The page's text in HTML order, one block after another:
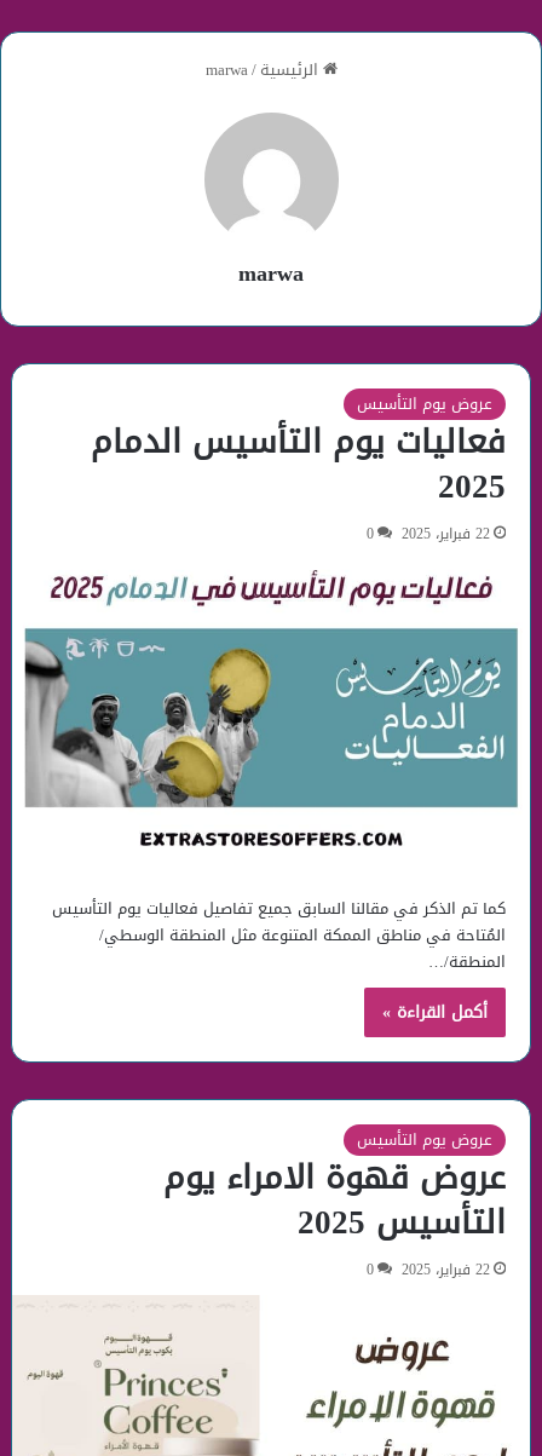
الرئيسية/
marwa
marwa
عروض يوم التأسيس
فعاليات يوم التأسيس الدمام
2025
22 فبراير، 2025 0
كما تم الذكر في مقالنا السابق جميع تفاصيل فعاليات يوم التأسيس
المُتاحة في مناطق الممكة المتنوعة مثل المنطقة الوسطي/
المنطقة/…
أكمل القراءة »
عروض يوم التأسيس
عروض قهوة الامراء يوم
التأسيس 2025
22 فبراير، 2025 0